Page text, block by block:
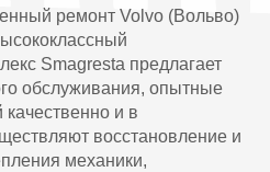
ремонт Volvo (Вольво)
Smagresta предлагает
обслуживания, опытные
и в
восстановление и
механики,